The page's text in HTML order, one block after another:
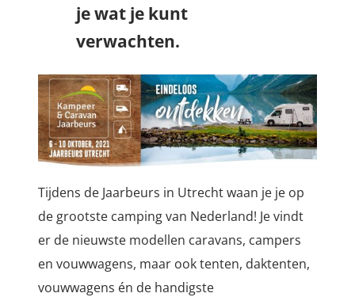
je wat je kunt
verwachten.
Tijdens de Jaarbeurs in Utrecht waan je je op
de grootste camping van Nederland! Je vindt
er de nieuwste modellen caravans, campers
en vouwwagens, maar ook tenten, daktenten,
vouwwagens én de handigste